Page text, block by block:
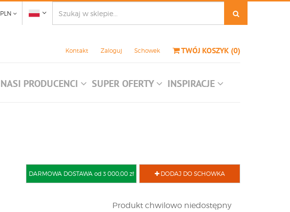
PLN
Kontakt Zaloguj Schowek TWÓJ KOSZYK (0)
NASI PRODUCENCI SUPER OFERTY INSPIRACJE
DODAJ DO SCHOWKA
DARMOWA DOSTAWA od 3 000,00 zł
Produkt chwilowo niedostępny